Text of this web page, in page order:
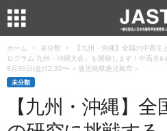
ホーム 未分類
【九州・沖縄】全国の中高
ログラム 九州・沖縄大会」を開催します！中高生
8月30日(金)12:30〜 ＜鹿児島県鹿児島市＞
未分類
【九州・沖縄】